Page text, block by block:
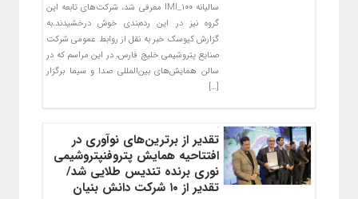
سالیانه IMI_100 معرفی شد، شرکت‌های تابعه این
گروه نیز در این رده‌بندی خوش درخشیدند.به
گزارش کیوسک خبر به نقل از روابط عمومی شرکت
صنایع پتروشیمی خلیج فارس، در این مراسم که در
سالن همایش‌های بین‌المللی صدا و سیما برگزار
[…]
تقدیر از برترین‌های نوآوری در
افتتاحیه همایش پتروفنپتروشیمی
نوری برنده تندیس طلایی شد/
تقدیر از ۱۰ شرکت دانش بنیان